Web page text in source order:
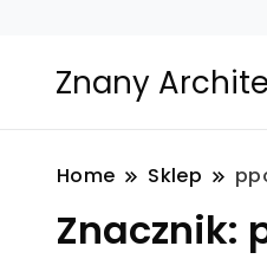
Znany
Home Sklep
Znacznik: